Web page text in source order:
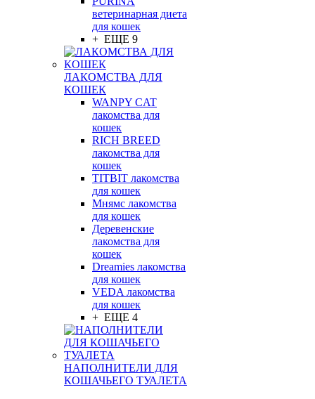
ветеринарная диета
для кошек
+ ЕЩЕ 9
ЛАКОМСТВА ДЛЯ
КОШЕК
WANPY CAT
лакомства для
кошек
RICH BREED
лакомства для
кошек
TITBIT лакомства
для кошек
Мнямс лакомства
для кошек
Деревенские
лакомства для
кошек
Dreamies лакомства
для кошек
VEDA лакомства
для кошек
+ ЕЩЕ 4
НАПОЛНИТЕЛИ ДЛЯ
КОШАЧЬЕГО ТУАЛЕТА